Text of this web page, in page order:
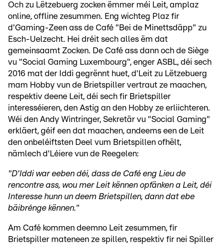
Och zu Lëtzebuerg zocken ëmmer méi Leit, amplaz
online, offline zesummen. Eng wichteg Plaz fir
d'Gaming-Zeen ass de Café "Bei de Minettsdäpp" zu
Esch-Uelzecht. Hei dréit sech alles ëm dat
gemeinsaamt Zocken. De Café ass dann och de Siège
vu "Social Gaming Luxembourg", enger ASBL, déi sech
2016 mat der Iddi gegrënnt huet, d'Leit zu Lëtzebuerg
mam Hobby vun de Brietspiller vertraut ze maachen,
respektiv deene Leit, déi sech fir Brietspiller
interesséieren, den Astig an den Hobby ze erliichteren.
Wéi den Andy Wintringer, Sekretär vu "Social Gaming"
erkläert, géif een dat maachen, andeems een de Leit
den onbeléiftsten Deel vum Brietspillen ofhëlt,
nämlech d'Léiere vun de Reegelen:
"D'Iddi war eeben déi, dass de Café eng Lieu de
rencontre ass, wou mer Leit kënnen opfänken a Leit, déi
Interesse hunn un deem Brietspillen, dann dat ebe
bäibrénge kënnen."
Am Café kommen deemno Leit zesummen, fir
Brietspiller mateneen ze spillen, respektiv fir nei Spiller